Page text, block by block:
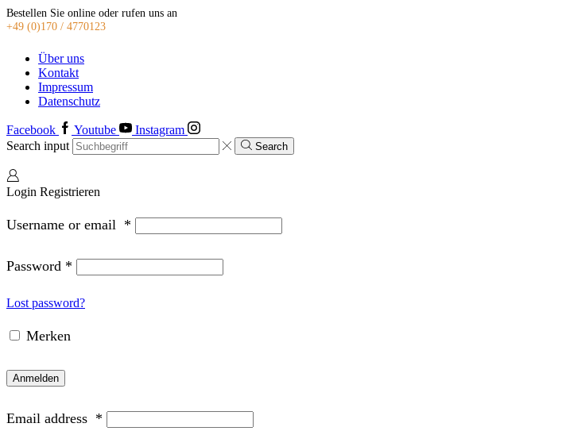
Bestellen Sie online oder rufen uns an
+49 (0)170 / 4770123
Über uns
Kontakt
Impressum
Datenschutz
Facebook Youtube
Instagram
Search input
Search
Login Registrieren
Username or email *
Password *
Lost password?
Merken
Anmelden
Email address *